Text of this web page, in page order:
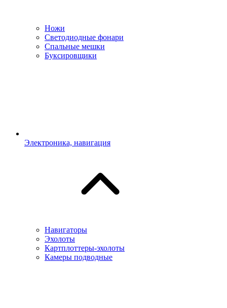
Ножи
Светодиодные фонари
Спальные мешки
Буксировщики
Электроника, навигация
Навигаторы
Эхолоты
Картплоттеры-эхолоты
Камеры подводные